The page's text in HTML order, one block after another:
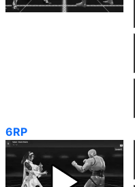
6RP